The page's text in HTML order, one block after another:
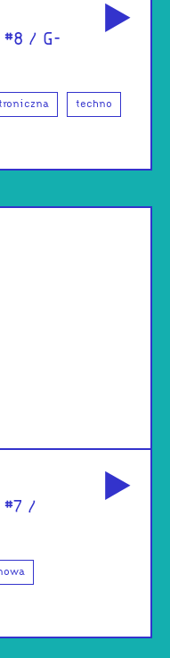
/ G-
techno
/